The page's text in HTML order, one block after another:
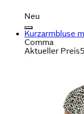
Neu
Kurzarmbluse
Comma
Aktueller Preis